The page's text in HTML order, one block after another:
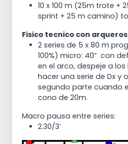
10 x 100 m (25m trote +
sprint + 25 m camino)
Fisico tecnico con
2 series de 5 x 80 m
100%) micro: 40” con
en el arco, despeje a
hacer una serie de Dx y
segundo parte cuando
cono de 20m.
Macro pausa entre series:
2.30/3’